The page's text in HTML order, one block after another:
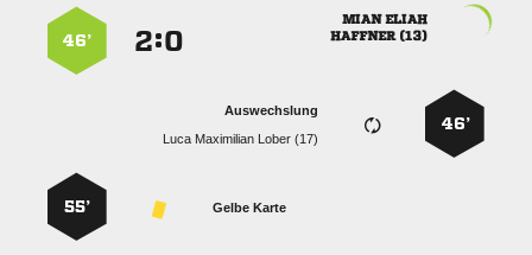
 
 
:
46’
46’
Auswechslung
   
Gelbe Karte
55’